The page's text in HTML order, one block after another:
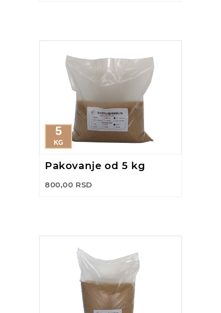
5
KG
Pakovanje od 5 kg
800,00 RSD